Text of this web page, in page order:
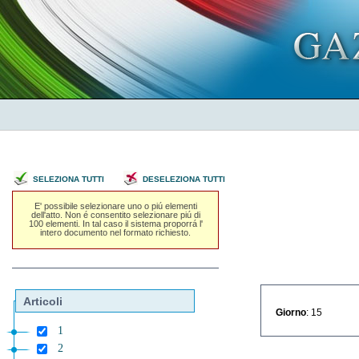
SELEZIONA TUTTI DESELEZIONA TUTTI
E' possibile selezionare uno o piú elementi
dell'atto. Non é consentito selezionare piú di
100 elementi. In tal caso il sistema proporrá l'
intero documento nel formato richiesto.
Articoli
1
2
Giorno : 15